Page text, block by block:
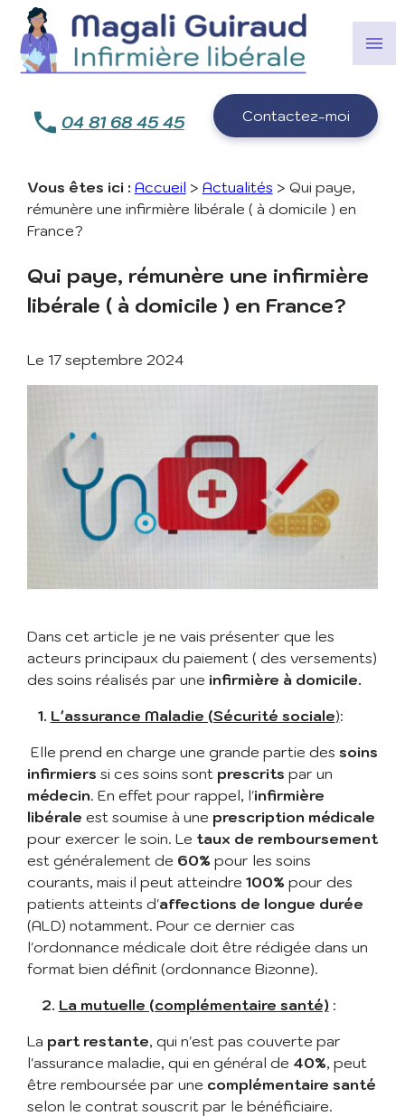
menu
04 81 68 45 45 Contactez-moi
Vous êtes ici : Accueil > Actualités > Qui paye,
rémunère une infirmière libérale ( à domicile ) en
France?
Qui paye, rémunère une infirmière
libérale ( à domicile ) en France?
Le 17 septembre 2024
Dans cet article je ne vais présenter que les
acteurs principaux du paiement ( des versements)
des soins réalisés par une infirmière à domicile.
1. L'assurance Maladie (Sécurité sociale):
Elle prend en charge une grande partie des soins
infirmiers si ces soins sont prescrits par un
médecin. En effet pour rappel, l'infirmière
libérale est soumise à une prescription médicale
pour exercer le soin. Le taux de remboursement
est généralement de 60% pour les soins
courants, mais il peut atteindre 100% pour des
patients atteints d'affections de longue durée
(ALD) notamment. Pour ce dernier cas
l'ordonnance médicale doit être rédigée dans un
format bien définit (ordonnance Bizonne).
2. La mutuelle (complémentaire santé) :
La part restante, qui n'est pas couverte par
l'assurance maladie, qui en général de 40%, peut
être remboursée par une complémentaire santé
selon le contrat souscrit par le bénéficiaire.
Panneau de gestion des cookies